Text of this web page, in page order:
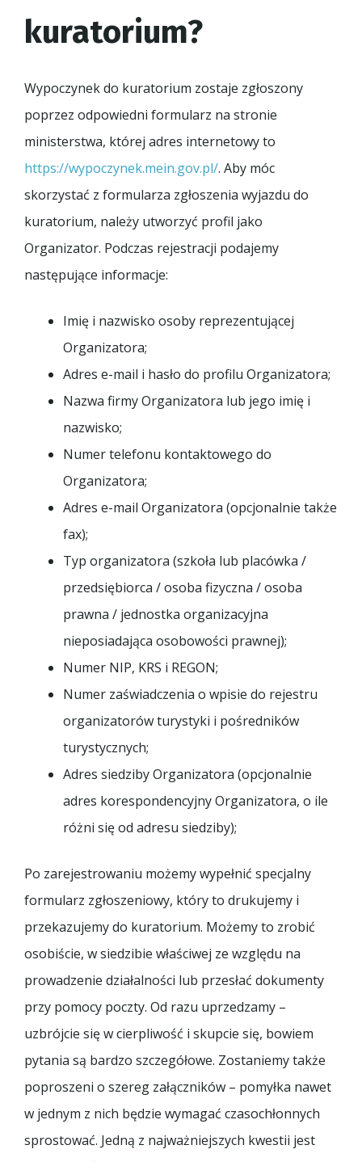
kuratorium?
Wypoczynek do kuratorium zostaje zgłoszony
poprzez odpowiedni formularz na stronie
ministerstwa, której adres internetowy to
https://wypoczynek.mein.gov.pl/. Aby móc
skorzystać z formularza zgłoszenia wyjazdu do
kuratorium, należy utworzyć profil jako
Organizator. Podczas rejestracji podajemy
następujące informacje:
Imię i nazwisko osoby reprezentującej
Organizatora;
Adres e-mail i hasło do profilu Organizatora;
Nazwa firmy Organizatora lub jego imię i
nazwisko;
Numer telefonu kontaktowego do
Organizatora;
Adres e-mail Organizatora (opcjonalnie także
fax);
Typ organizatora (szkoła lub placówka /
przedsiębiorca / osoba fizyczna / osoba
prawna / jednostka organizacyjna
nieposiadająca osobowości prawnej);
Numer NIP, KRS i REGON;
Numer zaświadczenia o wpisie do rejestru
organizatorów turystyki i pośredników
turystycznych;
Adres siedziby Organizatora (opcjonalnie
adres korespondencyjny Organizatora, o ile
różni się od adresu siedziby);
Po zarejestrowaniu możemy wypełnić specjalny
formularz zgłoszeniowy, który to drukujemy i
przekazujemy do kuratorium. Możemy to zrobić
osobiście, w siedzibie właściwej ze względu na
prowadzenie działalności lub przesłać dokumenty
przy pomocy poczty. Od razu uprzedzamy –
uzbrójcie się w cierpliwość i skupcie się, bowiem
pytania są bardzo szczegółowe. Zostaniemy także
poproszeni o szereg załączników – pomyłka nawet
w jednym z nich będzie wymagać czasochłonnych
sprostować. Jedną z najważniejszych kwestii jest